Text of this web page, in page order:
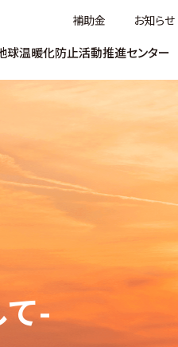
補助金 お知らせ
球温暖化防止活動推進センター
出す!滋賀県地球温暖化防止活動推進センタ
滋賀県水環境技術／
サービス・データベース（S-
マンホールカード
ラザ 公式チャンネル
て-